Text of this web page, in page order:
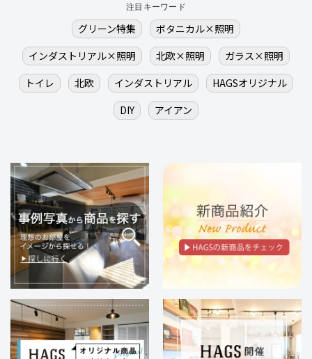
注目キーワード
グリーン特集
ボタニカル×照明
インダストリアル×照明
北欧×照明
ガラス×照明
トイレ
北欧 インダストリアル
HAGSオリジナル
DIY
アイアン